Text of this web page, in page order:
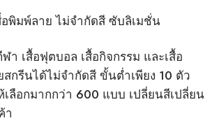
อพิมพ์ลาย ไม่จำกัดสี ซับลิเมชั่น
า เสื้อฟุตบอล เสื้อกิจกรรม และเสื้อ
กรีนได้ไม่จำกัดสี ขั้นต่ำเพียง 10 ตัว
เลือกมากกว่า 600 แบบ เปลี่ยนสีเปลี่ยน
า